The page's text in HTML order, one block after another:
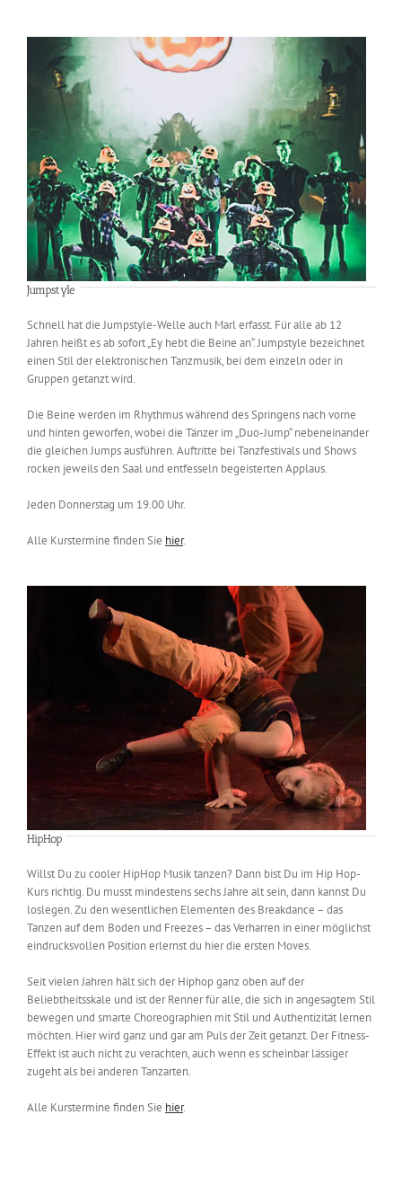
Jumpstyle
Schnell hat die Jumpstyle-Welle auch Marl erfasst. Für alle ab 12
Jahren heißt es ab sofort „Ey hebt die Beine an“. Jumpstyle bezeichnet
einen Stil der elektronischen Tanzmusik, bei dem einzeln oder in
Gruppen getanzt wird.
Die Beine werden im Rhythmus während des Springens nach vorne
und hinten geworfen, wobei die Tänzer im „Duo-Jump“ nebeneinander
die gleichen Jumps ausführen. Auftritte bei Tanzfestivals und Shows
rocken jeweils den Saal und entfesseln begeisterten Applaus.
Jeden Donnerstag um 19.00 Uhr.
Alle Kurstermine finden Sie hier.
HipHop
Willst Du zu cooler HipHop Musik tanzen? Dann bist Du im Hip Hop-
Kurs richtig. Du musst mindestens sechs Jahre alt sein, dann kannst Du
loslegen. Zu den wesentlichen Elementen des Breakdance – das
Tanzen auf dem Boden und Freezes – das Verharren in einer möglichst
eindrucksvollen Position erlernst du hier die ersten Moves.
Seit vielen Jahren hält sich der Hiphop ganz oben auf der
Beliebtheitsskale und ist der Renner für alle, die sich in angesagtem Stil
bewegen und smarte Choreographien mit Stil und Authentizität lernen
möchten. Hier wird ganz und gar am Puls der Zeit getanzt. Der Fitness-
Effekt ist auch nicht zu verachten, auch wenn es scheinbar lässiger
zugeht als bei anderen Tanzarten.
Alle Kurstermine finden Sie hier.